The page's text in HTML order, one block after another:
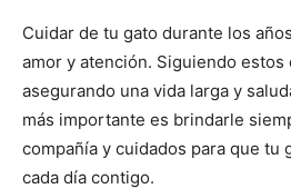
Cuidar de tu gato durante los
amor y atención. Siguiendo estos
asegurando una vida larga y
más importante es brindarle
compañía y cuidados para que tu
cada día contigo.